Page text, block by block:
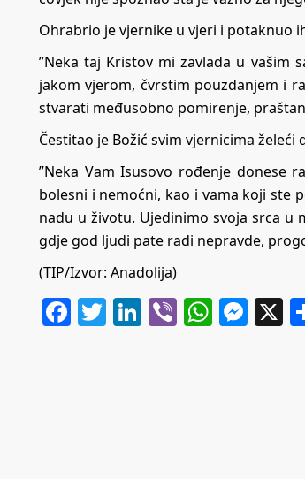
Ohrabrio je vjernike u vjeri i potaknuo
”Neka taj Kristov mi zavlada u vašim
jakom vjerom, čvrstim pouzdanjem i
stvarati međusobno pomirenje,
Čestitao je Božić svim vjernicima
”Neka Vam Isusovo rođenje donese
bolesni i nemoćni, kao i vama koji ste
nadu u životu. Ujedinimo svoja srca
gdje god ljudi pate radi nepravde,
(TIP/Izvor: Anadolija)
Facebook
Twitter
LinkedIn
Viber X